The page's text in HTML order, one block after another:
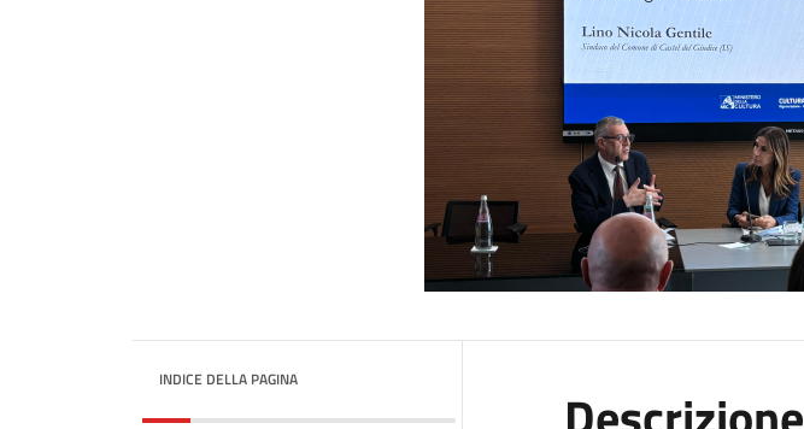
INDICE DELLA PAGINA